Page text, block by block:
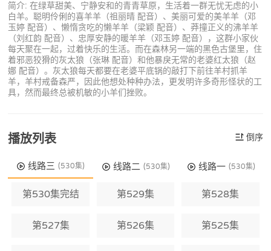
简介: 在绿草甜美、宁静安和的青青草原，生活着一群无忧无虑的小
白羊。聪明伶俐的喜羊羊（祖丽晴 配音）、美丽可爱的美羊羊（邓
玉婷 配音）、懒惰贪吃的懒羊羊（梁颖 配音）、莽撞正义的沸羊羊
（刘红韵 配音）、忠厚安静的暖羊羊（邓玉婷 配音），这群小家伙
每天聚在一起，过着快乐的生活。而在森林另一端的黑色古堡里，住
着邪恶狡猾的灰太狼（张琳 配音）和他暴戾无常的老婆红太狼（赵
娜 配音）。灰太狼每天都要在老婆平底锅的敲打下前往羊村抓羊
羊，羊村戒备森严，因此他想处种种办法，更发明许多奇形怪状的工
具，然而最终总被机敏的小羊们挫败。
播放列表 倒序
线路三 (530集) 线路二 (530集) 线路一 (530集)
第530集完结 第529集 第528集
第527集 第526集 第525集